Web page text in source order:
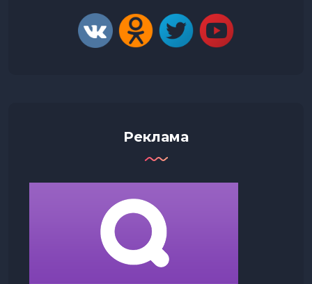
Реклама